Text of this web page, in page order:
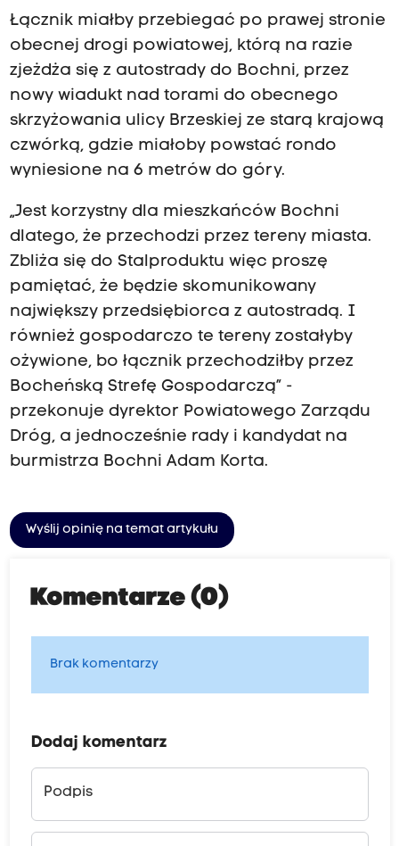
Łącznik miałby przebiegać po prawej stronie
obecnej drogi powiatowej, którą na razie
zjeżdża się z autostrady do Bochni, przez
nowy wiadukt nad torami do obecnego
skrzyżowania ulicy Brzeskiej ze starą krajową
czwórką, gdzie miałoby powstać rondo
wyniesione na 6 metrów do góry.
„Jest korzystny dla mieszkańców Bochni
dlatego, że przechodzi przez tereny miasta.
Zbliża się do Stalproduktu więc proszę
pamiętać, że będzie skomunikowany
największy przedsiębiorca z autostradą. I
również gospodarczo te tereny zostałyby
ożywione, bo łącznik przechodziłby przez
Bocheńską Strefę Gospodarczą” -
przekonuje dyrektor Powiatowego Zarządu
Dróg, a jednocześnie rady i kandydat na
burmistrza Bochni Adam Korta.
Wyślij opinię na temat artykułu
Komentarze (0)
Brak komentarzy
Dodaj komentarz
Podpis